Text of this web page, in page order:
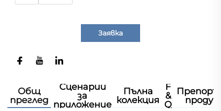
Заявка
Общ
преглед
Сценарии
за
приложение
Пълна
колекция
F
&
Q